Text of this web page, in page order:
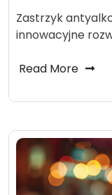
Zastrzyk
innowacyjne
Read More